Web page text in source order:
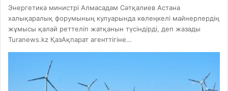
Энергетика министрі Алмасадам Сәтқалиев Астана
халықаралық форумының кулуарында көлеңкелі майнерлердің
жұмысы қалай реттеліп жатқанын түсіндірді, деп жазады
Turanews.kz ҚазАқпарат агенттігіне…